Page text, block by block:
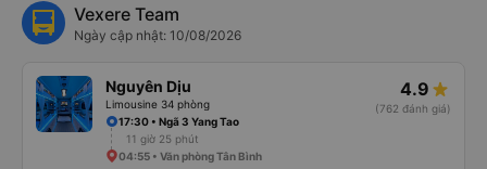
Vexere Team
Ngày cập nhật: 10/08/2026
Nguyên Dịu
Limousine 34 phòng
4.9
(762 đánh giá)
17:30 • Ngã 3 Yang Tao
11 giờ 25 phút
04:55 • Văn phòng Tân Bình